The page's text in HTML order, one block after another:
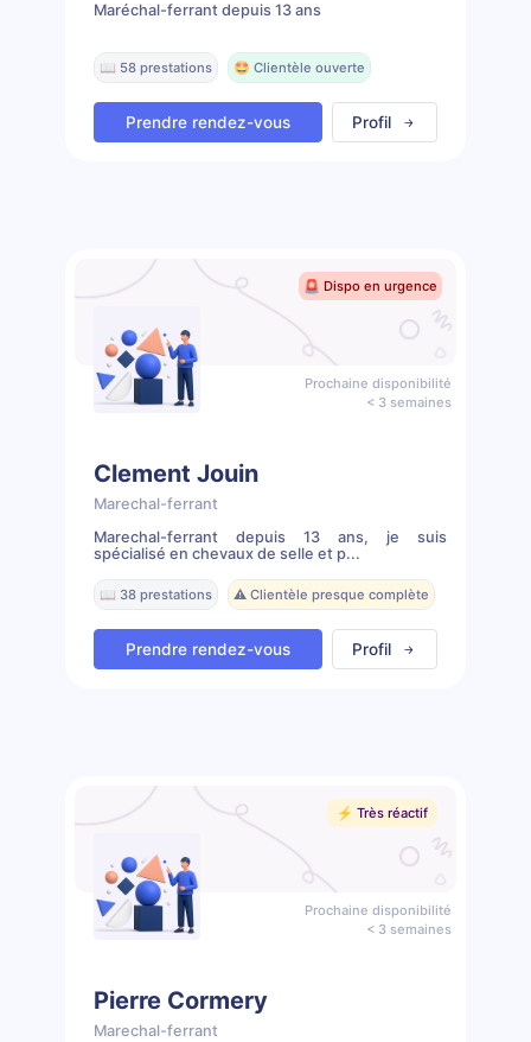
Maréchal-ferrant depuis 13 ans
📖 58 prestations 🤩 Clientèle ouverte
Prendre rendez-vous Profil
🚨 Dispo en urgence
Prochaine disponibilité
< 3 semaines
Clement Jouin
Marechal-ferrant
Marechal-ferrant depuis 13 ans, je suis
spécialisé en chevaux de selle et p...
📖 38 prestations ⚠️ Clientèle presque complète
Prendre rendez-vous Profil
⚡️ Très réactif
Prochaine disponibilité
< 3 semaines
Pierre Cormery
Marechal-ferrant